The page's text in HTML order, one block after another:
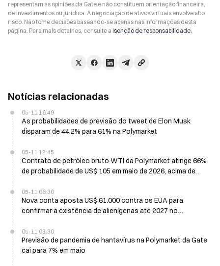
representam as opiniões da Gate e não constituem orientação financeira,
de investimentos ou jurídica. A negociação de ativos virtuais envolve alto
risco. Não tome decisões baseando-se apenas nas informações desta
página. Para mais detalhes, consulte a Isenção de responsabilidade.
Notícias relacionadas
05-11 16:49
As probabilidades de previsão do tweet de Elon Musk
disparam de 44,2% para 61% na Polymarket
05-11 12:45
Contrato de petróleo bruto WTI da Polymarket atinge 66%
de probabilidade de US$ 105 em maio de 2026, acima de
05-11 06:30
Nova conta aposta US$ 61.000 contra os EUA para
confirmar a existência de alienígenas até 2027 no
05-11 03:30
Previsão de pandemia de hantavírus na Polymarket da Gate
cai para 7% em maio